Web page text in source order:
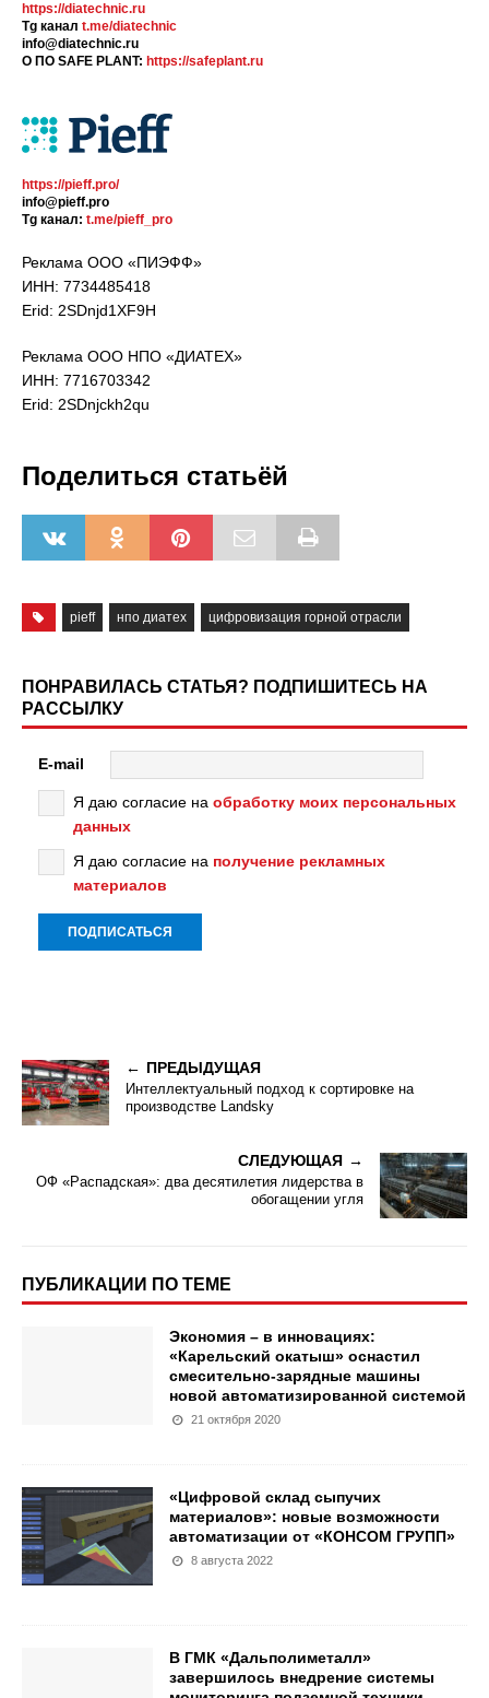
https://diatechnic.ru
Tg канал t.me/diatechnic
info@diatechnic.ru
О ПО SAFE PLANT: https://safeplant.ru
https://pieff.pro/
info@pieff.pro
Tg канал: t.me/pieff_pro
Реклама ООО «ПИЭФФ»
ИНН: 7734485418
Erid: 2SDnjd1XF9H
Реклама ООО НПО «ДИАТЕХ»
ИНН: 7716703342
Erid: 2SDnjckh2qu
Поделиться статьёй
pieff нпо диатех цифровизация горной отрасли
ПОНРАВИЛАСЬ СТАТЬЯ? ПОДПИШИТЕСЬ НА
РАССЫЛКУ
E-mail
Я даю согласие на обработку моих персональных
данных
Я даю согласие на получение рекламных
материалов
ПРЕДЫДУЩАЯ
Интеллектуальный подход к сортировке на
производстве Landsky
СЛЕДУЮЩАЯ
ОФ «Распадская»: два десятилетия лидерства в
обогащении угля
ПУБЛИКАЦИИ ПО ТЕМЕ
Экономия – в инновациях:
«Карельский окатыш» оснастил
смесительно-зарядные машины
новой автоматизированной системой
21 октября 2020
«Цифровой склад сыпучих
материалов»: новые возможности
автоматизации от «КОНСОМ ГРУПП»
8 августа 2022
В ГМК «Дальполиметалл»
завершилось внедрение системы